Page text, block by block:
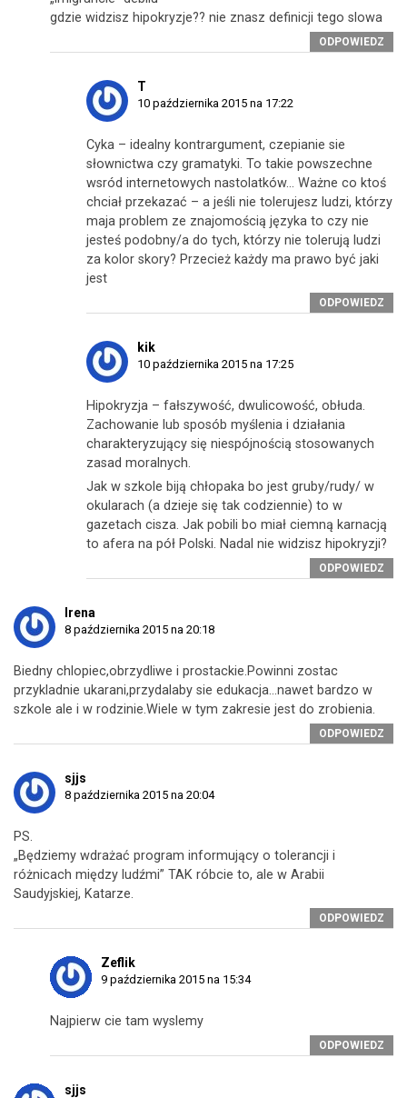
gdzie widzisz hipokryzje?? nie znasz definicji tego slowa
ODPOWIEDZ
T
10 października 2015 na 17:22
Cyka – idealny kontrargument, czepianie sie
słownictwa czy gramatyki. To takie powszechne
wsród internetowych nastolatków… Ważne co ktoś
chciał przekazać – a jeśli nie tolerujesz ludzi, którzy
maja problem ze znajomością języka to czy nie
jesteś podobny/a do tych, którzy nie tolerują ludzi
za kolor skory? Przecież każdy ma prawo być jaki
jest
ODPOWIEDZ
kik
10 października 2015 na 17:25
Hipokryzja – fałszywość, dwulicowość, obłuda.
Zachowanie lub sposób myślenia i działania
charakteryzujący się niespójnością stosowanych
zasad moralnych.
Jak w szkole biją chłopaka bo jest gruby/rudy/ w
okularach (a dzieje się tak codziennie) to w
gazetach cisza. Jak pobili bo miał ciemną karnacją
to afera na pół Polski. Nadal nie widzisz hipokryzji?
ODPOWIEDZ
Irena
8 października 2015 na 20:18
Biedny chlopiec,obrzydliwe i prostackie.Powinni zostac
przykladnie ukarani,przydalaby sie edukacja…nawet bardzo w
szkole ale i w rodzinie.Wiele w tym zakresie jest do zrobienia.
ODPOWIEDZ
sjjs
8 października 2015 na 20:04
PS.
„Będziemy wdrażać program informujący o tolerancji i
różnicach między ludźmi” TAK róbcie to, ale w Arabii
Saudyjskiej, Katarze.
ODPOWIEDZ
Zeflik
9 października 2015 na 15:34
Najpierw cie tam wyslemy
ODPOWIEDZ
sjjs